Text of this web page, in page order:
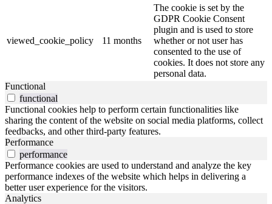
viewed_cookie_policy 11 months
The cookie is set by the
GDPR Cookie Consent
plugin and is used to store
whether or not user has
consented to the use of
cookies. It does not store any
personal data.
Functional
functional
Functional cookies help to perform certain functionalities like
sharing the content of the website on social media platforms, collect
feedbacks, and other third-party features.
Performance
performance
Performance cookies are used to understand and analyze the key
performance indexes of the website which helps in delivering a
better user experience for the visitors.
Analytics